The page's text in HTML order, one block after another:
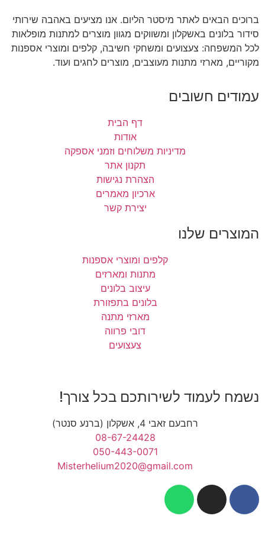
ברוכים הבאים לאתר מיסטר הליום. אנו מציעים באהבה שירותי
סידור בלונים באשקלון ומשווקים מגוון מוצרים למתנות מופלאות
לכל המשפחה: צעצועים ומשחקי חשיבה, קלפים ומוצרי אספנות
מקוריים, מארזי מתנות מעוצבים, מוצרים לחגים ועוד.
עמודים חשובים
דף הבית
אודות
מדיניות משלוחים וזמני אספקה
תקנון אתר
הצהרת נגישות
ארכיון מאמרים
יצירת קשר
המוצרים שלנו
קלפים ומוצרי אספנות
מתנות ומארזים
עיצוב בלונים
בלונים בתפזורת
מארזי מתנה
דובי פרווה
צעצועים
נשמח לעמוד לשירותכם בכל צורך!
רחבעם זאבי 4, אשקלון (ברנע סנטר)
08-67-24428
050-443-0071
Misterhelium2020@gmail.com